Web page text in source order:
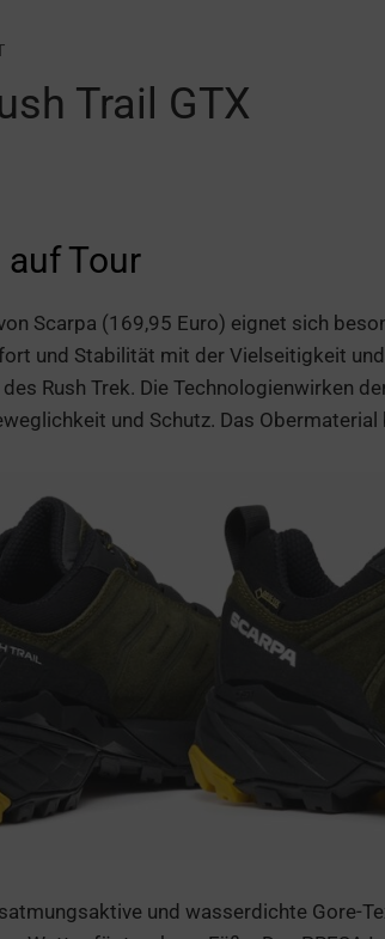
Trail GTX
Tour
Scarpa (169,95 Euro) eignet sich
und Stabilität mit der Vielseitigkeit
Rush Trek. Die Technologienwirken
und Schutz. Das
und wasserdichte Gore-